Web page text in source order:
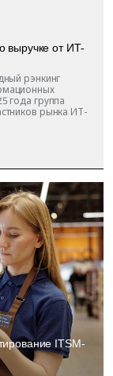
выручке от ИТ-
рэнкинг
года группа
рынка ИТ-
ITSM-